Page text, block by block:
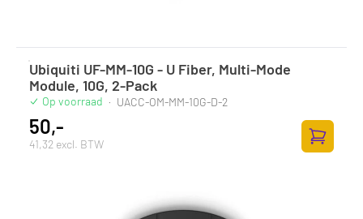
Ubiquiti UF-MM-10G - U Fiber, Multi-Mode
Module, 10G, 2-Pack
Op voorraad · UACC-OM-MM-10G-D-2
50,-
41,32 excl. BTW